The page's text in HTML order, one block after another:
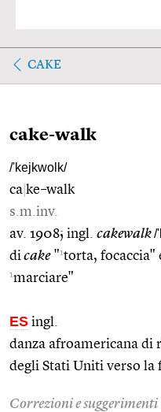
CAKE
cake-walk
/'kejkwolk/
ca ke–walk
s.m.inv.
av. 1908; ingl. cakewalk/
di cake"1torta, focaccia"
1marciare"
ES ingl.
danza afroamericana di
degli Stati Uniti verso la
Correzioni e suggerimenti